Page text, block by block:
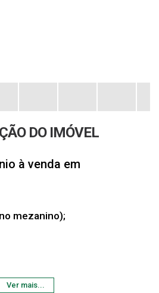
DO IMÓVEL
à venda em
mezanino);
Ver mais...